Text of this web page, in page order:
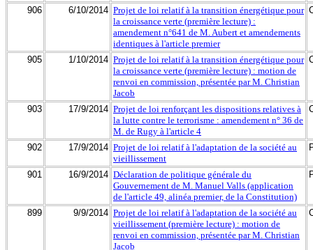
906 6/10/2014 Projet de loi relatif à la transition énergétique pour
la croissance verte (première lecture) :
amendement n°641 de M. Aubert et amendements
identiques à l'article premier
905 1/10/2014 Projet de loi relatif à la transition énergétique pour
la croissance verte (première lecture) : motion de
renvoi en commission, présentée par M. Christian
Jacob
903 17/9/2014 Projet de loi renforçant les dispositions relatives à
la lutte contre le terrorisme : amendement n° 36 de
M. de Rugy à l'article 4
902 17/9/2014 Projet de loi relatif à l'adaptation de la société au
vieillissement
901 16/9/2014 Déclaration de politique générale du
Gouvernement de M. Manuel Valls (application
de l'article 49, alinéa premier, de la Constitution)
899 9/9/2014 Projet de loi relatif à l'adaptation de la société au
vieillissement (première lecture) : motion de
renvoi en commission, présentée par M. Christian
Jacob